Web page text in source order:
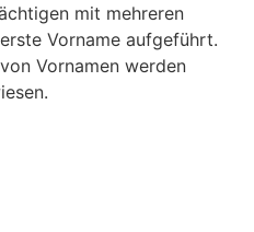
mit mehreren
Vor­name aufgeführt.
Vornamen werden